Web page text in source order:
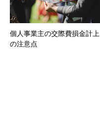
個人事業主の交際費損金計上
の注意点